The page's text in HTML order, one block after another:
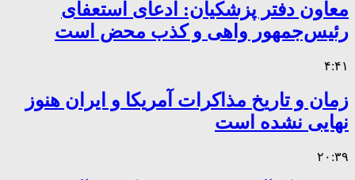
معاون دفتر پزشکیان: ادعای استعفای
رئیس‌جمهور واهی و کذب محض است
۴:۴۱
زمان و تاریخ مذاکرات آمریکا و ایران هنوز
نهایی نشده است
۲۰:۳۹